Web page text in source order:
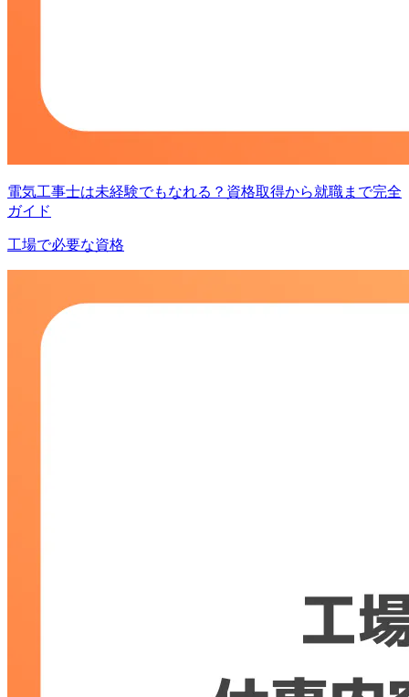
電気工事士は未経験でもなれる？資格取得から就職まで完全
ガイド
工場で必要な資格